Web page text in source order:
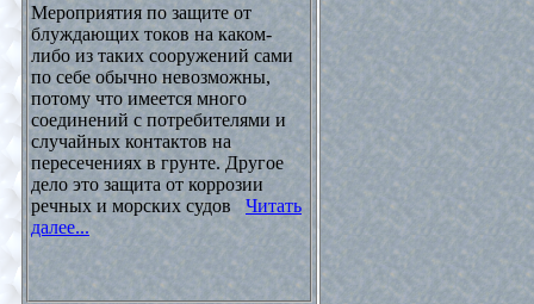
Мероприятия по защите от
блуждающих токов на каком-
либо из таких сооружений сами
по себе обычно невозможны,
потому что имеется много
соединений с потребителями и
случайных контактов на
пересечениях в грунте. Другое
дело это защита от коррозии
речных и морских судов Читать
далее...